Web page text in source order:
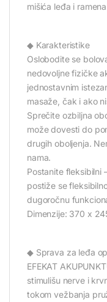
mišića leđa i
◆ Karakteristike
Oslobodite se
nedovoljne fizičke
jednostavnim
masaže, čak i ako
Sprečite ozbiljna
može dovesti do
drugih oboljenja.
nama.
Postanite fleksibilni
postiže se
dugoročnu
Dimenzije: 370 x
◆ Sprava za leđa
EFEKAT
stimulišu nerve i
tokom vežbanja